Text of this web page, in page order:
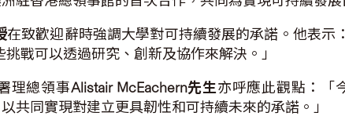
在致歡迎辭時強調大學對可持續發展的承諾。他表
戰可以透過研究、創新及協作來解決。」
理總領事Alistair McEachern先生亦呼應此觀點：「
共同實現對建立更具韌性和可持續未來的承諾。」